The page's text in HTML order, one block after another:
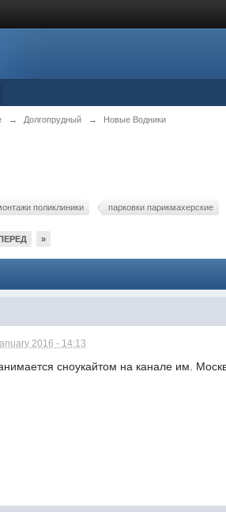
→ Долгопрудный → Новые Водники
поликлиники парковки парикмахерские
»
2016 - 14:13
сноукайтом на канале им.